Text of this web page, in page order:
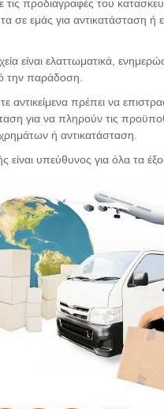
προδιαγραφές του
σε εμάς για αντικατάσταση ή
είναι ελαττωματικά,
την παράδοση.
αντικείμενα πρέπει να
για να πληρούν τις
ή αντικατάσταση.
είναι υπεύθυνος για όλα τα